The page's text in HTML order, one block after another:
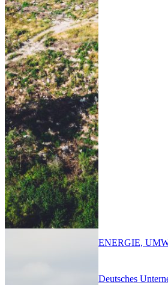
Deutsches
ENERGIE,